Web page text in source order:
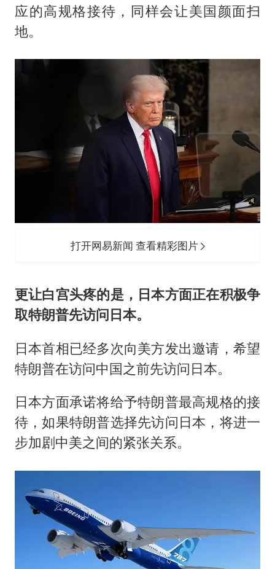
应的高规格接待，同样会让美国颜面扫
地。
打开网易新闻 查看精彩图片
更让白宫头疼的是，日本方面正在积极争
取特朗普先访问日本。
日本首相已经多次向美方发出邀请，希望
特朗普在访问中国之前先访问日本。
日本方面承诺将给予特朗普最高规格的接
待，如果特朗普选择先访问日本，将进一
步加剧中美之间的紧张关系。